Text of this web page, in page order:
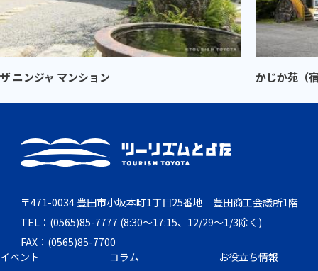
ザ ニンジャ マンション かじか苑（
〒471-0034 豊田市小坂本町1丁目25番地 豊田商工会議所1階
TEL：(0565)85-7777 (8:30～17:15、12/29～1/3除く)
FAX：(0565)85-7700
イベント
コラム お役立ち情報